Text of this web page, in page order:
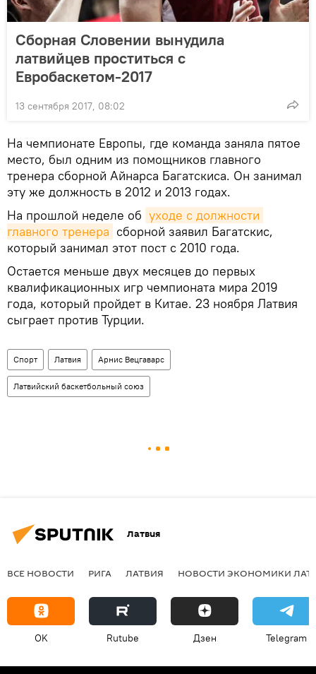
Сборная Словении вынудила
латвийцев проститься с
Евробаскетом-2017
13 сентября 2017, 08:02
На чемпионате Европы, где команда заняла пятое
место, был одним из помощников главного
тренера сборной Айнарса Багатскиса. Он занимал
эту же должность в 2012 и 2013 годах.
На прошлой неделе об уходе с должности
главного тренера сборной заявил Багатскис,
который занимал этот пост с 2010 года.
Остается меньше двух месяцев до первых
квалификационных игр чемпионата мира 2019
года, который пройдет в Китае. 23 ноября Латвия
сыграет против Турции.
Спорт Латвия Арнис Вецгаварс
Латвийский баскетбольный союз
Латвия
ВСЕ НОВОСТИ РИГА ЛАТВИЯ НОВОСТИ ЭКОНОМИКИ
OK Rutube Дзен Telegram